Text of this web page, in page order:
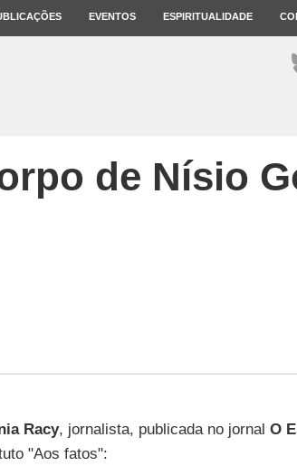
EVENTOS ESPIRITUALIDADE
de Nísio
Racy, jornalista, publicada no jornal O
"Aos fatos":